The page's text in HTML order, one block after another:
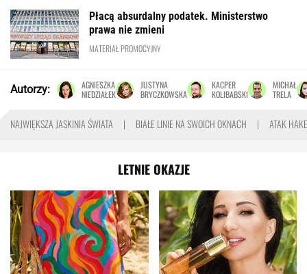
Płacą absurdalny podatek. Ministerstwo
prawa nie zmieni
MATERIAŁ PROMOCYJNY
Autorzy:
AGNIESZKA
NIEDZIAŁEK
JUSTYNA
BRYCZKOWSKA
KACPER
KOLIBABSKI
MICHAŁ
TRELA
NAJWIĘKSZA JASKINIA ŚWIATA BIAŁE LINIE NA SWOICH OKNACH ATAK
LETNIE OKAZJE